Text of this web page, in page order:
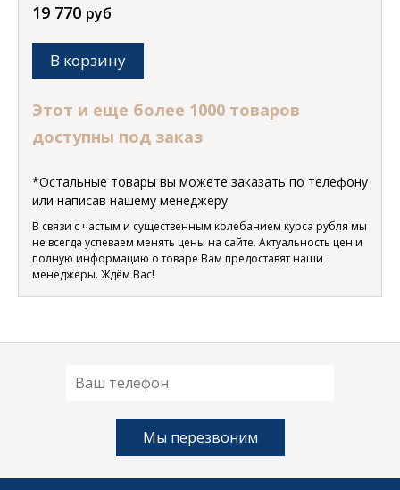
19 770 руб
В корзину
Этот и еще более 1000 товаров
доступны под заказ
*Остальные товары вы можете заказать по телефону
или написав нашему менеджеру
В связи с частым и существенным колебанием курса рубля мы
не всегда успеваем менять цены на сайте. Актуальность цен и
полную информацию о товаре Вам предоставят наши
менеджеры. Ждём Вас!